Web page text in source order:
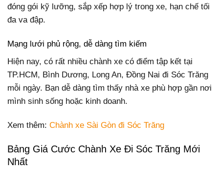
đóng gói kỹ lưỡng, sắp xếp hợp lý trong xe, hạn chế tối
đa va đập.
Mạng lưới phủ rộng, dễ dàng tìm kiếm
Hiện nay, có rất nhiều chành xe có điểm tập kết tại
TP.HCM, Bình Dương, Long An, Đồng Nai đi Sóc Trăng
mỗi ngày. Bạn dễ dàng tìm thấy nhà xe phù hợp gần nơi
mình sinh sống hoặc kinh doanh.
Xem thêm: Chành xe Sài Gòn đi Sóc Trăng
Bảng Giá Cước Chành Xe Đi Sóc Trăng Mới
Nhất